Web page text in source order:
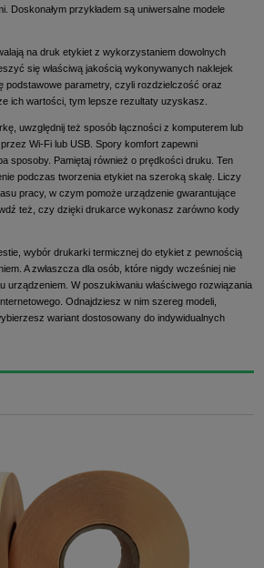
Doskonałym przykładem są uniwersalne modele
na druk etykiet z wykorzystaniem dowolnych
się właściwą jakością wykonywanych naklejek
podstawowe parametry, czyli rozdzielczość oraz
ich wartości, tym lepsze rezultaty uzyskasz.
uwzględnij też sposób łączności z komputerem lub
Wi-Fi lub USB. Spory komfort zapewni
sposoby. Pamiętaj również o prędkości druku. Ten
podczas tworzenia etykiet na szeroką skalę. Liczy
pracy, w czym pomoże urządzenie gwarantujące
też, czy dzięki drukarce wykonasz zarówno kody
wybór drukarki termicznej do etykiet z pewnością
A zwłaszcza dla osób, które nigdy wcześniej nie
urządzeniem. W poszukiwaniu właściwego rozwiązania
Odnajdziesz w nim szereg modeli,
wariant dostosowany do indywidualnych